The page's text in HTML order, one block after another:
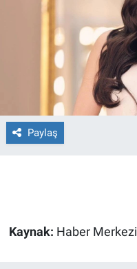
Paylaş
Kaynak: Haber Merkezi
Forum
Gerçeğin İzinde
Gün Başlıyor
Gün Bitiyor